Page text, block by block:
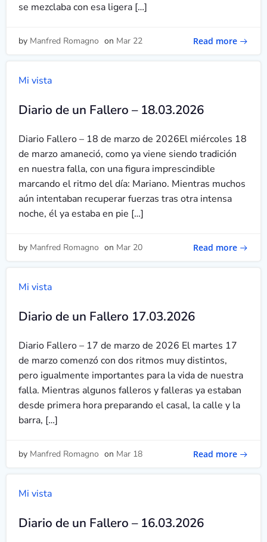
se mezclaba con esa ligera […]
by Manfred Romagno on Mar 22 Read more
Mi vista
Diario de un Fallero – 18.03.2026
Diario Fallero – 18 de marzo de 2026El miércoles 18
de marzo amaneció, como ya viene siendo tradición
en nuestra falla, con una figura imprescindible
marcando el ritmo del día: Mariano. Mientras muchos
aún intentaban recuperar fuerzas tras otra intensa
noche, él ya estaba en pie […]
by Manfred Romagno on Mar 20 Read more
Mi vista
Diario de un Fallero 17.03.2026
Diario Fallero – 17 de marzo de 2026 El martes 17
de marzo comenzó con dos ritmos muy distintos,
pero igualmente importantes para la vida de nuestra
falla. Mientras algunos falleros y falleras ya estaban
desde primera hora preparando el casal, la calle y la
barra, […]
by Manfred Romagno on Mar 18 Read more
Mi vista
Diario de un Fallero – 16.03.2026